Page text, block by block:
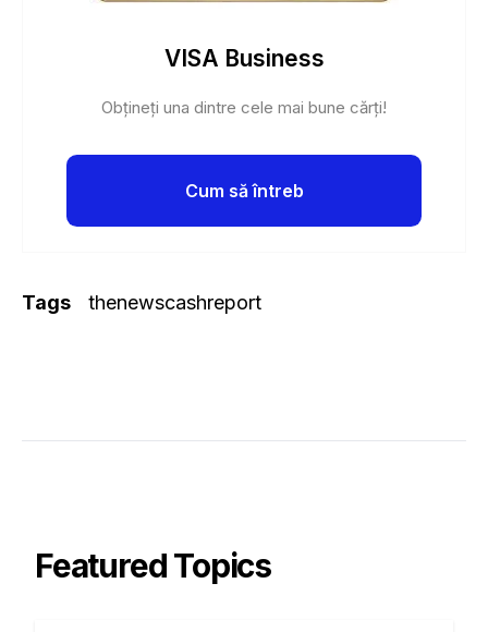
VISA Business
Obțineți una dintre cele mai bune cărți!
Cum să întreb
Tags thenewscashreport
Featured Topics